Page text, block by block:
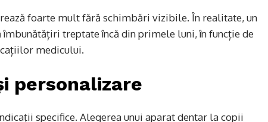
foarte mult fără schimbări vizibile. În realitate, un
treptate încă din primele luni, în funcție de
medicului.
personalizare
specifice. Alegerea unui aparat dentar la copii